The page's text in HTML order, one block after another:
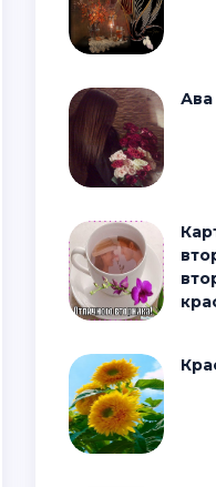
Картинки - Яркие пожелание